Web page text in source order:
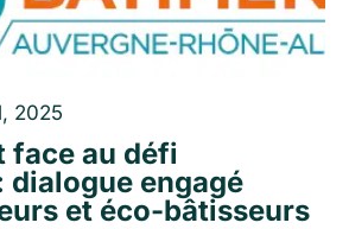
2025
face au défi
dialogue engagé
et éco-bâtisseurs